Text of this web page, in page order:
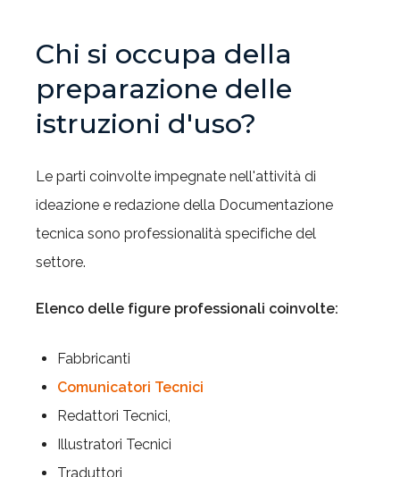
Chi si occupa della
preparazione delle
istruzioni d'uso?
Le parti coinvolte impegnate nell'attività di
ideazione e redazione della Documentazione
tecnica sono professionalità specifiche del
settore.
Elenco delle figure professionali coinvolte:
Fabbricanti
Comunicatori Tecnici
Redattori Tecnici,
Illustratori Tecnici
Traduttori